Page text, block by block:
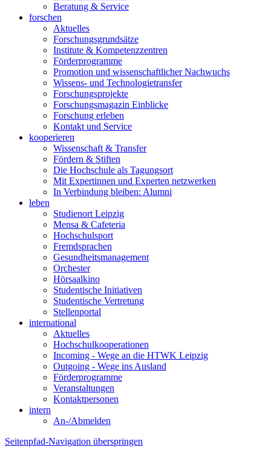
Beratung & Service
forschen
Aktuelles
Forschungsgrundsätze
Institute & Kompetenzzentren
Förderprogramme
Promotion und wissenschaftlicher Nachwuchs
Wissens- und Technologietransfer
Forschungsprojekte
Forschungsmagazin Einblicke
Forschung erleben
Kontakt und Service
kooperieren
Wissenschaft & Transfer
Fördern & Stiften
Die Hochschule als Tagungsort
Mit Expertinnen und Experten netzwerken
In Verbindung bleiben: Alumni
leben
Studienort Leipzig
Mensa & Cafeteria
Hochschulsport
Fremdsprachen
Gesundheitsmanagement
Orchester
Hörsaalkino
Studentische Initiativen
Studentische Vertretung
Stellenportal
international
Aktuelles
Hochschulkooperationen
Incoming - Wege an die HTWK Leipzig
Outgoing - Wege ins Ausland
Förderprogramme
Veranstaltungen
Kontaktpersonen
intern
An-/Abmelden
Seitenpfad-Navigation überspringen